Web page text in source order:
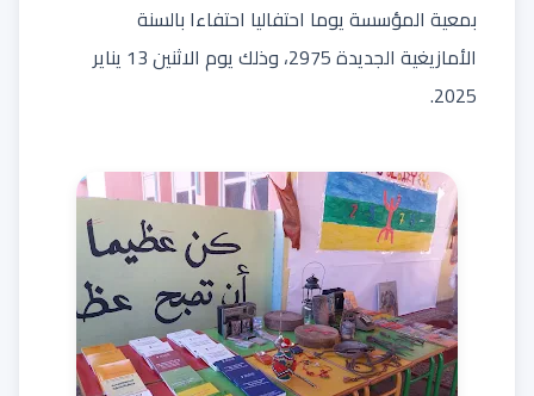
بمعية المؤسسة يوما احتفاليا احتفاءا بالسنة
الأمازيغية الجديدة 2975، وذلك يوم الاثنين 13 يناير
2025.